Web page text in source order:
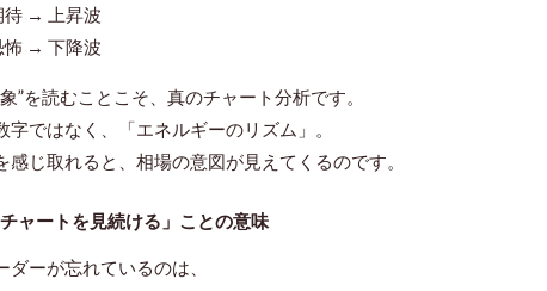
待 → 上昇波
怖 → 下降波
”を読むことこそ、真のチャート分析です。
字ではなく、「エネルギーのリズム」。
感じ取れると、相場の意図が見えてくるのです。
ャートを見続ける」ことの意味
ダーが忘れているのは、